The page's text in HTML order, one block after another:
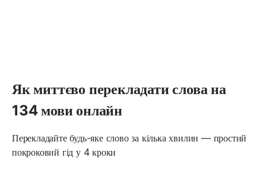
Як миттєво перекладати слова на
134 мови онлайн
Перекладайте будь-яке слово за кілька хвилин — простий
покроковий гід у 4 кроки